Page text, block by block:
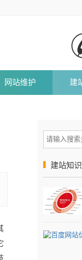
网站维护 建
建站知识